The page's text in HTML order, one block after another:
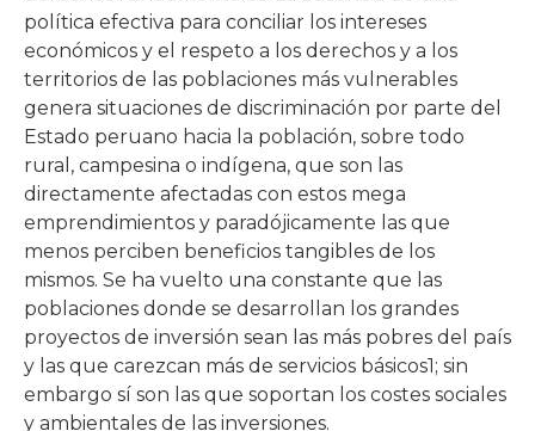
política efectiva para conciliar los intereses
económicos y el respeto a los derechos y a los
territorios de las poblaciones más vulnerables
genera situaciones de discriminación por parte del
Estado peruano hacia la población, sobre todo
rural, campesina o indígena, que son las
directamente afectadas con estos mega
emprendimientos y paradójicamente las que
menos perciben beneficios tangibles de los
mismos. Se ha vuelto una constante que las
poblaciones donde se desarrollan los grandes
proyectos de inversión sean las más pobres del país
y las que carezcan más de servicios básicos1; sin
embargo sí son las que soportan los costes sociales
y ambientales de las inversiones.